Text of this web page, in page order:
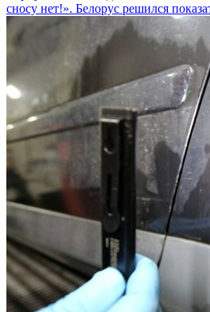
сносу нет!». Белорус решился